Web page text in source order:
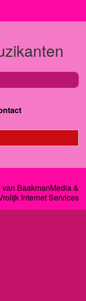
BaakmanMedia&
Internet Services